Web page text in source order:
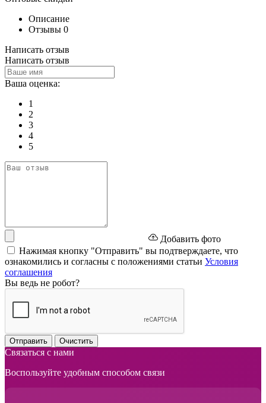
Описание
Отзывы 0
Написать отзыв
Написать отзыв
Ваша оценка:
1
2
3
4
5
Добавить фото
Нажимая кнопку "Отправить" вы подтверждаете, что
ознакомились и согласны с положениями статьи Условия
соглашения
Вы ведь не робот?
Отправить Очистить
Связаться с нами
Воспользуйте удобным способом связи